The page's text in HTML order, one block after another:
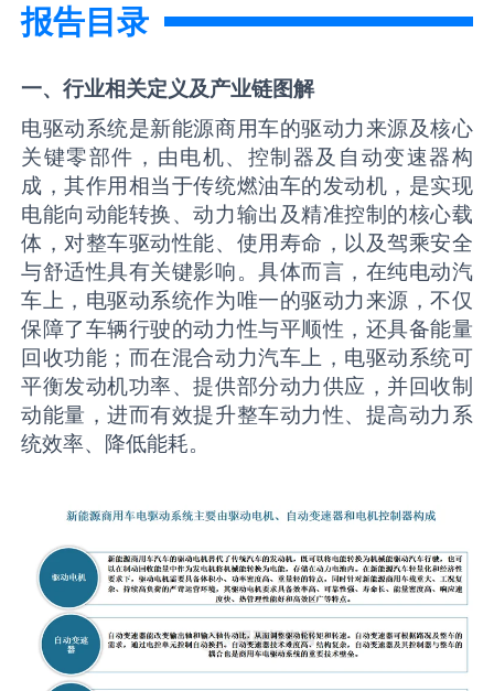
报告目录
一、行业相关定义及产业链图解
电驱动系统是新能源商用车的驱动力来源及核心
关键零部件，由电机、控制器及自动变速器构
成，其作用相当于传统燃油车的发动机，是实现
电能向动能转换、动力输出及精准控制的核心载
体，对整车驱动性能、使用寿命，以及驾乘安全
与舒适性具有关键影响。具体而言，在纯电动汽
车上，电驱动系统作为唯一的驱动力来源，不仅
保障了车辆行驶的动力性与平顺性，还具备能量
回收功能；而在混合动力汽车上，电驱动系统可
平衡发动机功率、提供部分动力供应，并回收制
动能量，进而有效提升整车动力性、提高动力系
统效率、降低能耗。